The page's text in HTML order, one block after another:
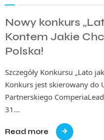
Nowy konkurs
Kontem Jakie
Polska!
Szczegóły Konkursu „Lato
Konkurs jest skierowany do
Partnerskiego
31…
Read more